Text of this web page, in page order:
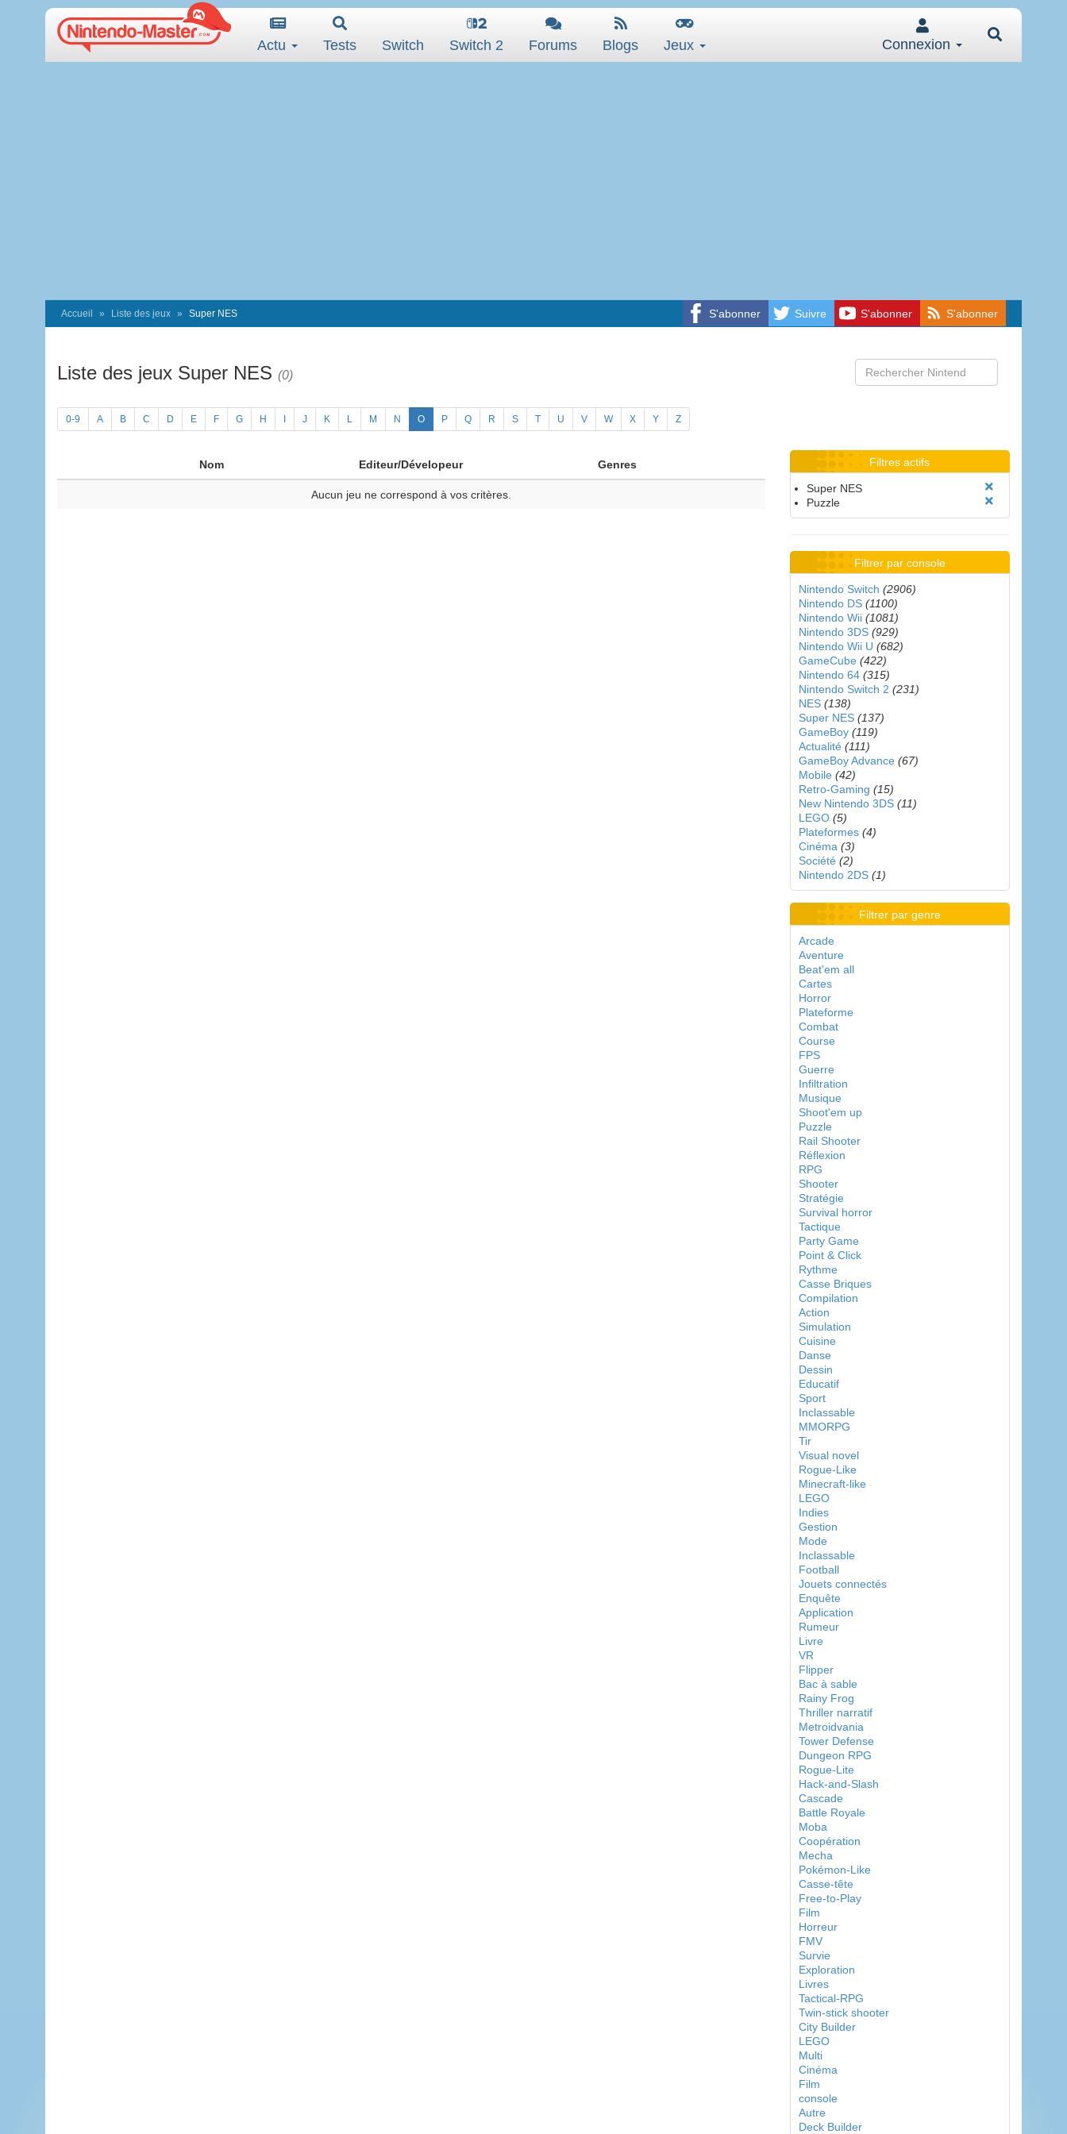
Actu Tests Switch Switch 2 Forums Blogs Jeux Connexion
S'abonner Suivre S'abonner S'abonner
Accueil Liste des jeux Super NES
Liste des jeux Super NES (0)
0-9 A B C D E F G H J K L M N O P Q R S T U V W X Y Z
Nom Editeur/Dévelopeur Genres
Aucun jeu ne correspond à vos critères.
Filtres actifs
Super NES
Puzzle
Filtrer par console
Nintendo Switch (2906)
Nintendo DS (1100)
Nintendo Wii (1081)
Nintendo 3DS (929)
Nintendo Wii U (682)
GameCube (422)
Nintendo 64 (315)
Nintendo Switch 2 (231)
NES (138)
Super NES (137)
GameBoy (119)
Actualité (111)
GameBoy Advance (67)
Mobile (42)
Retro-Gaming (15)
New Nintendo 3DS (11)
LEGO (5)
Plateformes (4)
Cinéma (3)
Société (2)
Nintendo 2DS (1)
Filtrer par genre
Arcade
Aventure
Beat'em all
Cartes
Horror
Plateforme
Combat
Course
FPS
Guerre
Infiltration
Musique
Shoot'em up
Puzzle
Rail Shooter
Réflexion
RPG
Shooter
Stratégie
Survival horror
Tactique
Party Game
Point & Click
Rythme
Casse Briques
Compilation
Action
Simulation
Cuisine
Danse
Dessin
Educatif
Sport
Inclassable
MMORPG
Tir
Visual novel
Rogue-Like
Minecraft-like
LEGO
Indies
Gestion
Mode
Inclassable
Football
Jouets connectés
Enquête
Application
Rumeur
Livre
VR
Flipper
Bac à sable
Rainy Frog
Thriller narratif
Metroidvania
Tower Defense
Dungeon RPG
Rogue-Lite
Hack-and-Slash
Cascade
Battle Royale
Moba
Coopération
Mecha
Pokémon-Like
Casse-tête
Free-to-Play
Film
Horreur
FMV
Survie
Exploration
Livres
Tactical-RPG
Twin-stick shooter
City Builder
LEGO
Multi
Cinéma
Film
console
Autre
Deck Builder